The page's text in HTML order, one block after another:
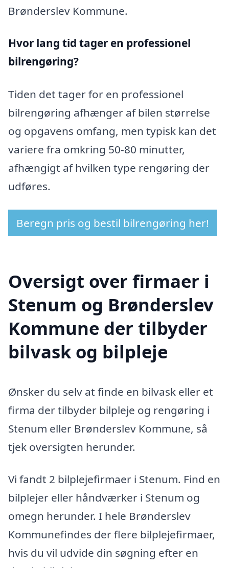
Brønderslev Kommune.
Hvor lang tid tager en professionel
bilrengøring?
Tiden det tager for en professionel
bilrengøring afhænger af bilen størrelse
og opgavens omfang, men typisk kan det
variere fra omkring 50-80 minutter,
afhængigt af hvilken type rengøring der
udføres.
Beregn pris og bestil bilrengøring her!
Oversigt over firmaer i
Stenum og Brønderslev
Kommune der tilbyder
bilvask og bilpleje
Ønsker du selv at finde en bilvask eller et
firma der tilbyder bilpleje og rengøring i
Stenum eller Brønderslev Kommune, så
tjek oversigten herunder.
Vi fandt 2 bilplejefirmaer i Stenum. Find en
bilplejer eller håndværker i Stenum og
omegn herunder. I hele Brønderslev
Kommunefindes der flere bilplejefirmaer,
hvis du vil udvide din søgning efter en